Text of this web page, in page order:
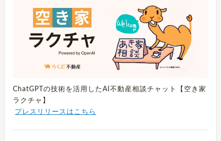
ChatGPTの技術を活用したAI不動産相談チャット【空き家
ラクチャ】
プレスリリースはこちら